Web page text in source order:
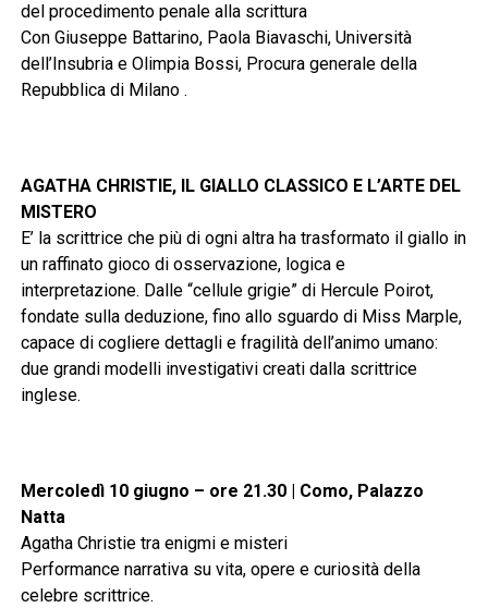
del procedimento penale alla scrittura
Con Giuseppe Battarino, Paola Biavaschi, Università
dell’Insubria e Olimpia Bossi, Procura generale della
Repubblica di Milano .
AGATHA CHRISTIE, IL GIALLO CLASSICO E L’ARTE DEL
MISTERO
E’ la scrittrice che più di ogni altra ha trasformato il giallo in
un raffinato gioco di osservazione, logica e
interpretazione. Dalle “cellule grigie” di Hercule Poirot,
fondate sulla deduzione, fino allo sguardo di Miss Marple,
capace di cogliere dettagli e fragilità dell’animo umano:
due grandi modelli investigativi creati dalla scrittrice
inglese.
Mercoledì 10 giugno – ore 21.30 | Como, Palazzo
Natta
Agatha Christie tra enigmi e misteri
Performance narrativa su vita, opere e curiosità della
celebre scrittrice.